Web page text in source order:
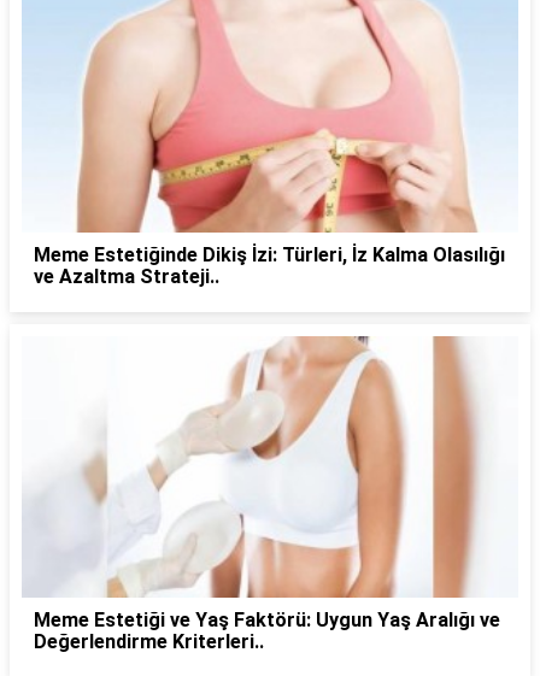
Meme Estetiğinde Dikiş İzi: Türleri, İz Kalma Olasılığı
ve Azaltma Strateji..
Meme Estetiği ve Yaş Faktörü: Uygun Yaş Aralığı ve
Değerlendirme Kriterleri..